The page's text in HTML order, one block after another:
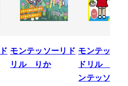
モンテッソーリド
リル りか
モンテッソ
ドリル 1日
ンテッソー